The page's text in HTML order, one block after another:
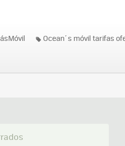
Ocean´s móvil tarifas